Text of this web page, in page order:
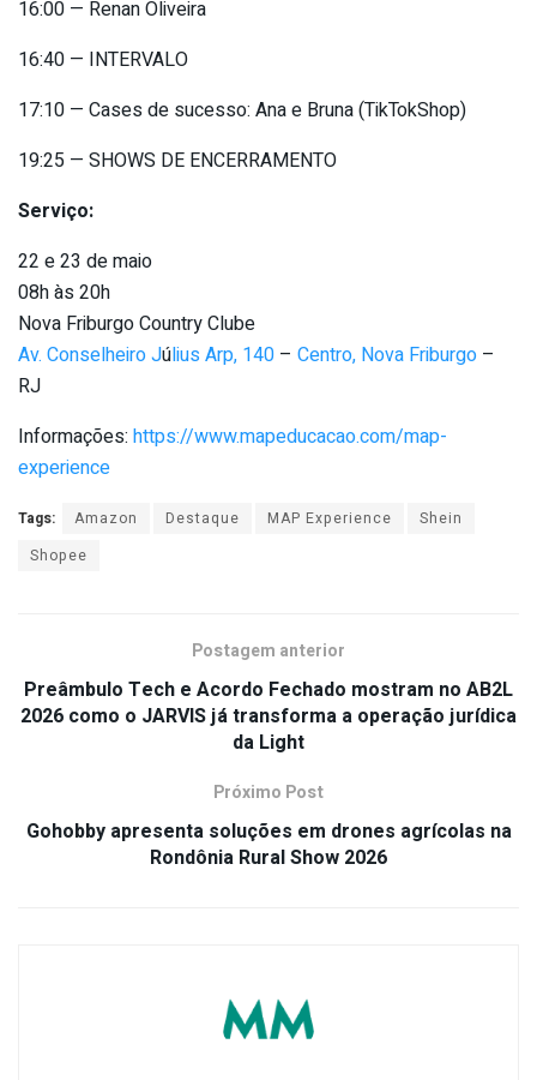
16:00 — Renan Oliveira
16:40 — INTERVALO
17:10 — Cases de sucesso: Ana e Bruna (TikTokShop)
19:25 — SHOWS DE ENCERRAMENTO
Serviço:
22 e 23 de maio
08h às 20h
Nova Friburgo Country Clube
Av. Conselheiro Július Arp, 140 – Centro, Nova Friburgo –
RJ
Informações: https://www.mapeducacao.com/map-
experience
Tags: Amazon Destaque MAP Experience
Shein
Shopee
Postagem anterior
Preâmbulo Tech e Acordo Fechado mostram no AB2L
2026 como o JARVIS já transforma a operação jurídica
da Light
Próximo Post
Gohobby apresenta soluções em drones agrícolas na
Rondônia Rural Show 2026